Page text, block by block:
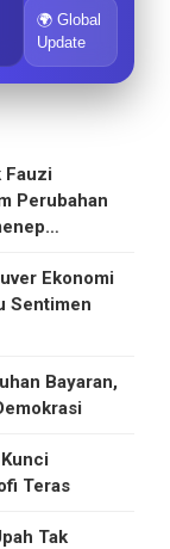
🌍 Global
Update
Fauzi
Perubahan
Ekonomi
Sentimen
Bayaran,
Teras
Tak